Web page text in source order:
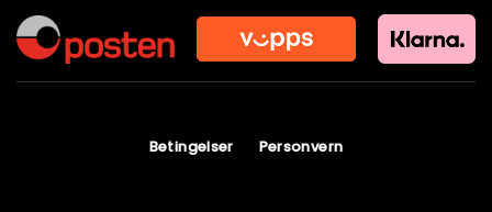
Betingelser Personvern